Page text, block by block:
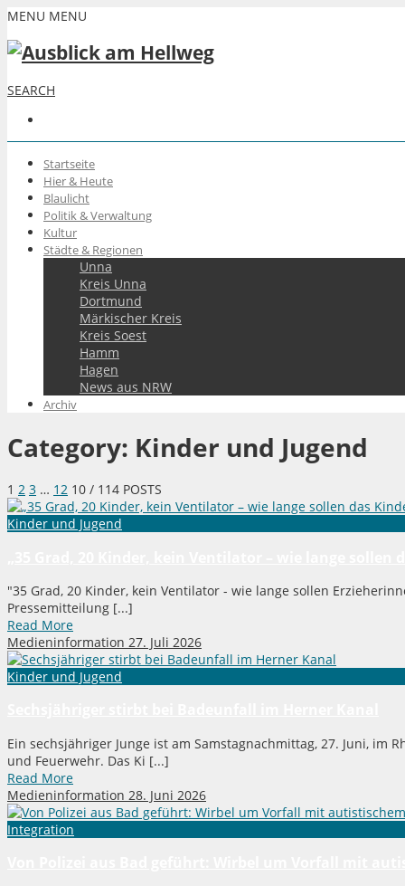
MENU MENU
SEARCH
Startseite
Hier & Heute
Blaulicht
Politik & Verwaltung
Kultur
Städte & Regionen
Unna
Kreis Unna
Dortmund
Märkischer Kreis
Kreis Soest
Hamm
Hagen
News aus NRW
Archiv
Category: Kinder und Jugend
1 2 3 … 12 10 / 114 POSTS
Kinder und Jugend
"35 Grad, 20 Kinder, kein Ventilator - wie lange sollen
Pressemitteilung [...]
Read More
Medieninformation 27. Juli 2026
Kinder und Jugend
Ein sechsjähriger Junge ist am Samstagnachmittag, 27. Juni, im
und Feuerwehr. Das Ki [...]
Read More
Medieninformation 28. Juni 2026
Integration